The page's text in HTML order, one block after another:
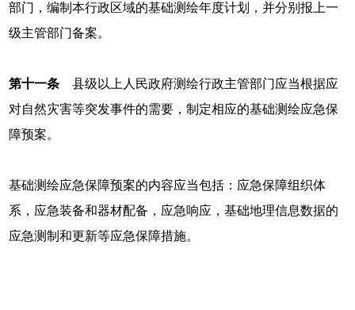
部门，编制本行政区域的基础测绘年度计划，并分别报上一
级主管部门备案。
第十一条 县级以上人民政府测绘行政主管部门应当根据应
对自然灾害等突发事件的需要，制定相应的基础测绘应急保
障预案。
基础测绘应急保障预案的内容应当包括：应急保障组织体
系，应急装备和器材配备，应急响应，基础地理信息数据的
应急测制和更新等应急保障措施。